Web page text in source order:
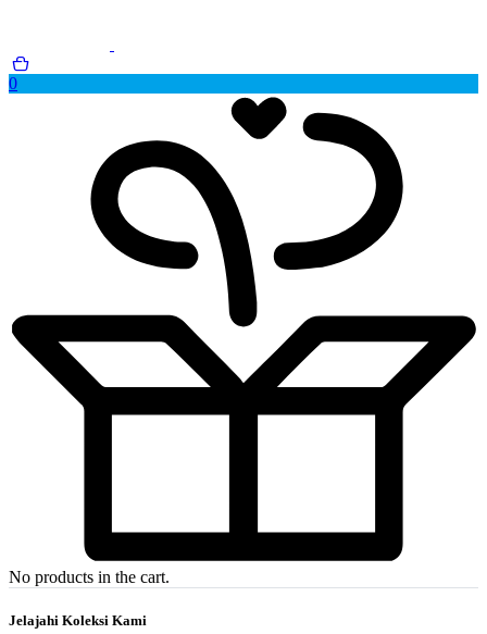
0
No products in the cart.
Jelajahi Koleksi Kami